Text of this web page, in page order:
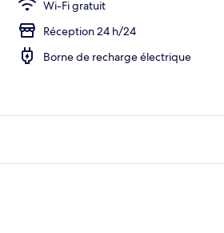
Wi-Fi gratuit
Réception 24 h/24
Borne de recharge électrique